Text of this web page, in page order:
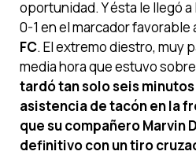
oportunidad. Y ésta le llegó
0-1 en el marcador favorable
FC. El extremo diestro, muy
media hora que estuvo
tardó tan solo seis
asistencia de tacón en la
que su compañero Marvin
definitivo con un tiro